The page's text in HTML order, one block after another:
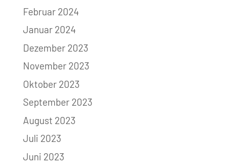
Februar 2024
Januar 2024
Dezember 2023
November 2023
Oktober 2023
September 2023
August 2023
Juli 2023
Juni 2023